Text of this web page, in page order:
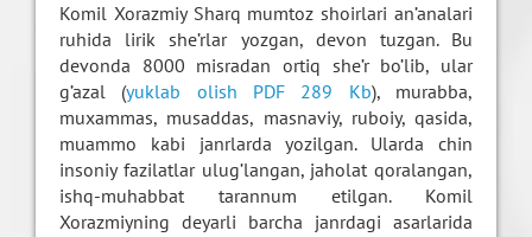
Komil Xorazmiy Sharq mumtoz shoirlari an’analari
ruhida lirik she’rlar yozgan, devon tuzgan. Bu
devonda 8000 misradan ortiq she’r bo’lib, ular
g’azal (yuklab olish PDF 289 Kb), murabba,
muxammas, musaddas, masnaviy, ruboiy, qasida,
muammo kabi janrlarda yozilgan. Ularda chin
insoniy fazilatlar ulug’langan, jaholat qoralangan,
ishq-muhabbat tarannum etilgan. Komil
Xorazmiyning deyarli barcha janrdagi asarlarida